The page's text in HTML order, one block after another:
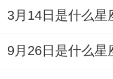
血光之灾.合作签
3月14日是什么星
9月26日是什么星